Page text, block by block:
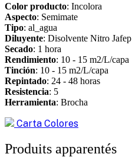
Color producto: Incolora
Aspecto: Semimate
Tipo: al_agua
Diluyente: Disolvente Nitro Jafep
Secado: 1 hora
Rendimiento: 10 - 15 m2/L/capa
Tinción: 10 - 15 m2/L/capa
Repintado: 24 - 48 horas
Resistencia: 5
Herramienta: Brocha
Carta Colores
Produits apparentés